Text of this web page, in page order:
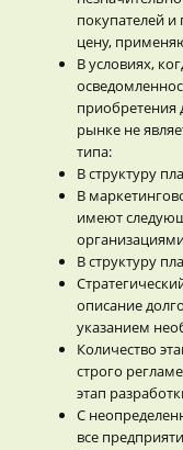
покупателей
цену,
В условиях,
приобретения
рынке не
типа:
В структуру
В
имеют
В структуру
описание
указанием
Количество
строго
этап
С
все